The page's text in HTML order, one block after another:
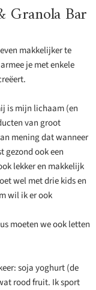
Granola Bar
makkelijker te
je met enkele
is mijn lichaam (en
van groot
mening dat wanneer
gezond ook een
lekker en makkelijk
wel met drie kids en
wil ik er ook
moeten we ook letten
soja yoghurt (de
rood fruit. Ik sport